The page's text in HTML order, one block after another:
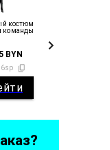
костюм
команды
BYN